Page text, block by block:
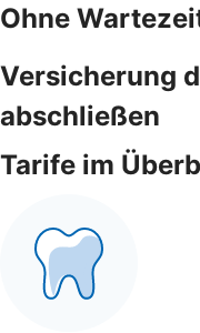
Ohne
Versicherung
abschließen
Tarife im